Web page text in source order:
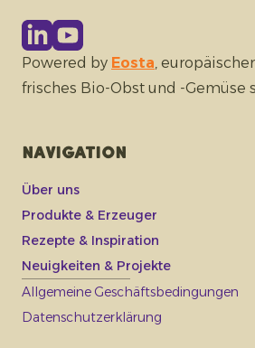
Powered by Eosta,
frisches Bio-Obst und -Gemüse
Navigation
Über uns
Produkte & Erzeuger
Rezepte & Inspiration
Neuigkeiten & Projekte
Allgemeine Geschäftsbedingungen
Datenschutzerklärung